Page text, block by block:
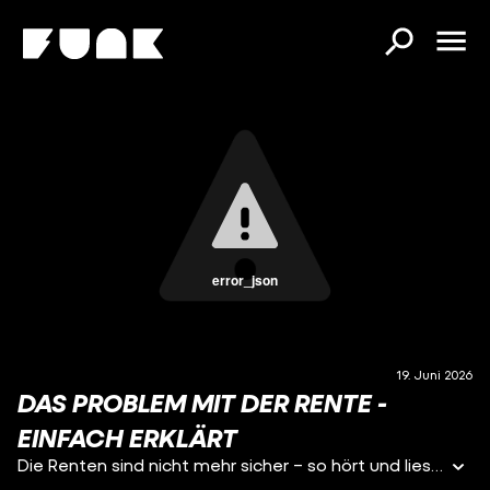
error_json
19. Juni 2026
DAS PROBLEM MIT DER RENTE -
EINFACH ERKLÄRT
Die Renten sind nicht mehr sicher – so hört und liest man es immer wieder. Betroffen seien besonders diejenigen, die in 30 oder 40 Jahren in Rente gehen. Aber: Wo liegt das Problem eigentlich genau? Und welche Lösungsmöglichkeiten werden diskutiert? Darum geht es in diesem Video.